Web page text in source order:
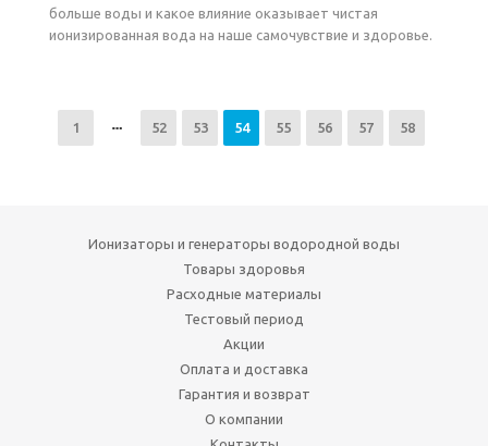
больше воды и какое влияние оказывает чистая
ионизированная вода на наше самочувствие и здоровье.
1 52 53 54 55 56 57 58
Ионизаторы и генераторы водородной воды
Товары здоровья
Расходные материалы
Тестовый период
Акции
Оплата и доставка
Гарантия и возврат
О компании